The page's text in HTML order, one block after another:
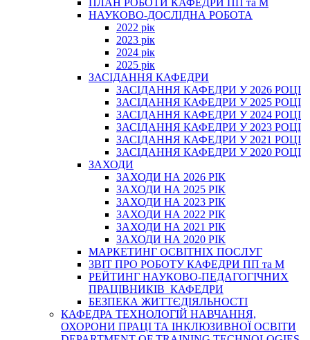
ПЛАН РОБОТИ КАФЕДРИ ПП та М
НАУКОВО-ДОСЛІДНА РОБОТА
2022 рік
2023 рік
2024 рік
2025 рік
ЗАСІДАННЯ КАФЕДРИ
ЗАСІДАННЯ КАФЕДРИ У 2026 РОЦІ
ЗАСІДАННЯ КАФЕДРИ У 2025 РОЦІ
ЗАСІДАННЯ КАФЕДРИ У 2024 РОЦІ
ЗАСІДАННЯ КАФЕДРИ У 2023 РОЦІ
ЗАСІДАННЯ КАФЕДРИ У 2021 РОЦІ
ЗАСІДАННЯ КАФЕДРИ У 2020 РОЦІ
ЗАХОДИ
ЗАХОДИ НА 2026 РІК
ЗАХОДИ НА 2025 РІК
ЗАХОДИ НА 2023 РІК
ЗАХОДИ НА 2022 РІК
ЗАХОДИ НА 2021 РІК
ЗАХОДИ НА 2020 РІК
МАРКЕТИНГ ОСВІТНІХ ПОСЛУГ
3BIT ПРО РОБОТУ КАФЕДРИ ПП та М
РЕЙТИНГ НАУКОВО-ПЕДАГОГІЧНИХ
ПРАЦІВНИКІВ КАФЕДРИ
БЕЗПЕКА ЖИТТЄДІЯЛЬНОСТІ
КАФЕДРА ТЕХНОЛОГІЙ НАВЧАННЯ,
ОХОРОНИ ПРАЦІ ТА ІНКЛЮЗИВНОЇ ОСВІТИ